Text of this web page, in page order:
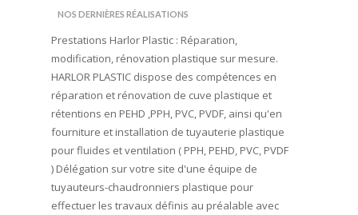
NOS DERNIÈRES RÉALISATIONS
Prestations Harlor Plastic : Réparation,
modification, rénovation plastique sur mesure.
HARLOR PLASTIC dispose des compétences en
réparation et rénovation de cuve plastique et
rétentions en PEHD ,PPH, PVC, PVDF, ainsi qu'en
fourniture et installation de tuyauterie plastique
pour fluides et ventilation ( PPH, PEHD, PVC, PVDF
) Délégation sur votre site d'une équipe de
tuyauteurs-chaudronniers plastique pour
effectuer les travaux définis au préalable avec